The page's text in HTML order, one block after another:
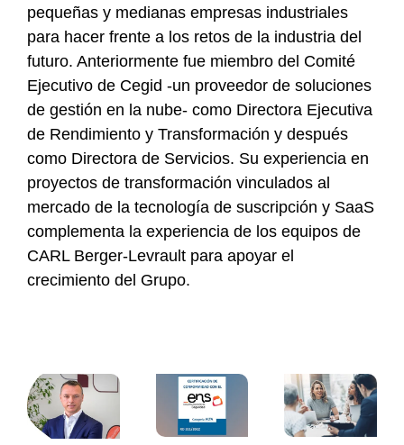
pequeñas y medianas empresas industriales
para hacer frente a los retos de la industria del
futuro. Anteriormente fue miembro del Comité
Ejecutivo de Cegid -un proveedor de soluciones
de gestión en la nube- como Directora Ejecutiva
de Rendimiento y Transformación y después
como Directora de Servicios. Su experiencia en
proyectos de transformación vinculados al
mercado de la tecnología de suscripción y SaaS
complementa la experiencia de los equipos de
CARL Berger-Levrault para apoyar el
crecimiento del Grupo.